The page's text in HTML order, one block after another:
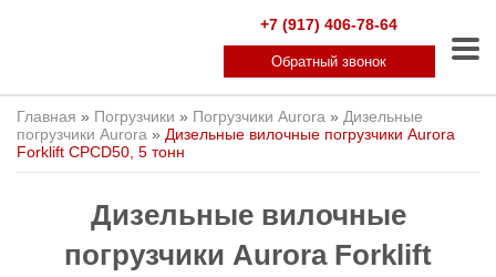
+7 (917) 406-78-64
Обратный звонок
Главная » Погрузчики » Погрузчики Aurora » Дизельные
погрузчики Aurora » Дизельные вилочные погрузчики Aurora
Forklift CPCD50, 5 тонн
Дизельные вилочные
погрузчики Aurora Forklift